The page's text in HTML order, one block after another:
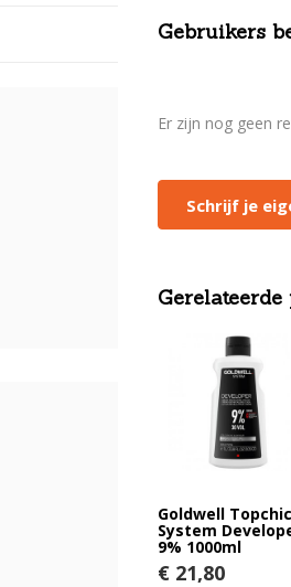
Gebruikers
Er zijn nog geen
Schrijf je
Goldwell Topchic
System
9% 1000ml
€ 21,80